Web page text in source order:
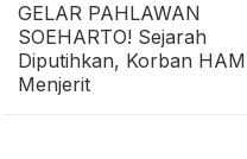
GELAR PAHLAWAN
SOEHARTO! Sejarah
Diputihkan, Korban HAM
Menjerit